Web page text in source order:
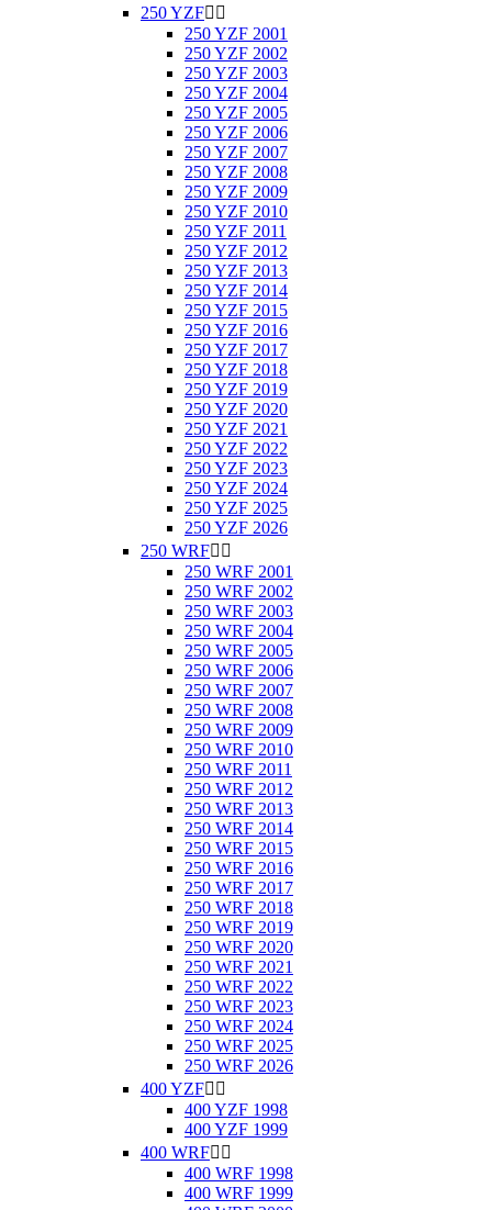
250 YZF 
250 YZF 2001
250 YZF 2002
250 YZF 2003
250 YZF 2004
250 YZF 2005
250 YZF 2006
250 YZF 2007
250 YZF 2008
250 YZF 2009
250 YZF 2010
250 YZF 2011
250 YZF 2012
250 YZF 2013
250 YZF 2014
250 YZF 2015
250 YZF 2016
250 YZF 2017
250 YZF 2018
250 YZF 2019
250 YZF 2020
250 YZF 2021
250 YZF 2022
250 YZF 2023
250 YZF 2024
250 YZF 2025
250 YZF 2026
250 WRF 
250 WRF 2001
250 WRF 2002
250 WRF 2003
250 WRF 2004
250 WRF 2005
250 WRF 2006
250 WRF 2007
250 WRF 2008
250 WRF 2009
250 WRF 2010
250 WRF 2011
250 WRF 2012
250 WRF 2013
250 WRF 2014
250 WRF 2015
250 WRF 2016
250 WRF 2017
250 WRF 2018
250 WRF 2019
250 WRF 2020
250 WRF 2021
250 WRF 2022
250 WRF 2023
250 WRF 2024
250 WRF 2025
250 WRF 2026
400 YZF 
400 YZF 1998
400 YZF 1999
400 WRF 
400 WRF 1998
400 WRF 1999